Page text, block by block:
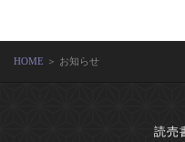
HOME ＞ お知らせ
読売